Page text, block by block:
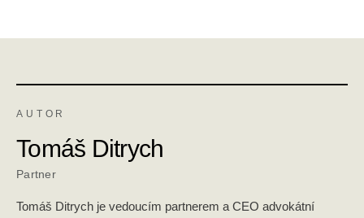
AUTOR
Tomáš Ditrych
Partner
Tomáš Ditrych je vedoucím partnerem a CEO advokátní